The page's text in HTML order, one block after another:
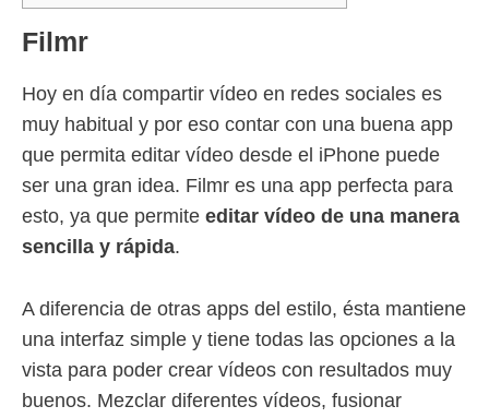
Filmr
Hoy en día compartir vídeo en redes sociales es
muy habitual y por eso contar con una buena app
que permita editar vídeo desde el iPhone puede
ser una gran idea. Filmr es una app perfecta para
esto, ya que permite editar vídeo de una manera
sencilla y rápida.
A diferencia de otras apps del estilo, ésta mantiene
una interfaz simple y tiene todas las opciones a la
vista para poder crear vídeos con resultados muy
buenos. Mezclar diferentes vídeos, fusionar